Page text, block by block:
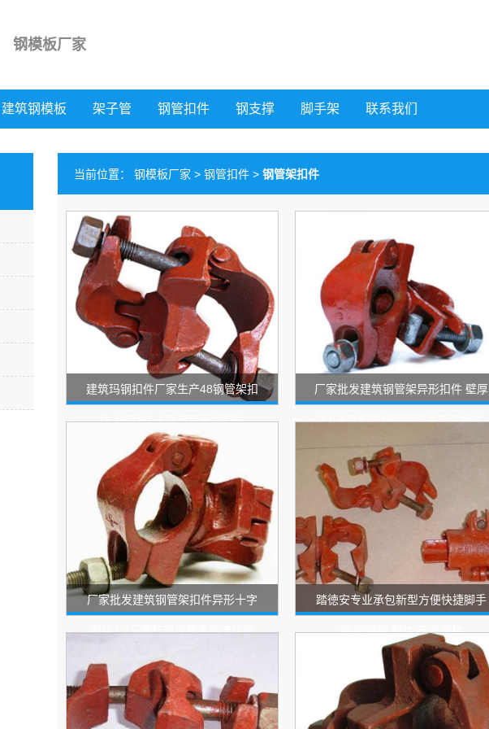
钢模板厂家
建筑钢模板 架子管 钢管扣件 钢支撑 脚手架 联系我们
当前位置： 钢模板厂家 > 钢管扣件> 钢管架扣件
建筑玛钢扣件厂家生产48钢管架扣
件 48转60 十字旋转直接扣件
厂家批发建筑钢管架异形扣件 壁厚
3.0十字扣国标玛钢脚手架连接件
厂家批发建筑钢管架扣件异形十字
扣件2.2斤国标玛钢脚手架连接件
踏徳安专业承包新型方便快捷脚手
架 钢管架 扣件 安全爬梯